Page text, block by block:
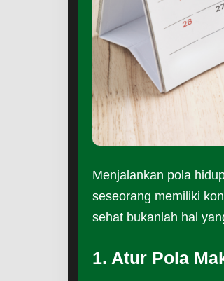
Menjalankan pola
seseorang memiliki
sehat bukanlah hal
1. Atur Pola